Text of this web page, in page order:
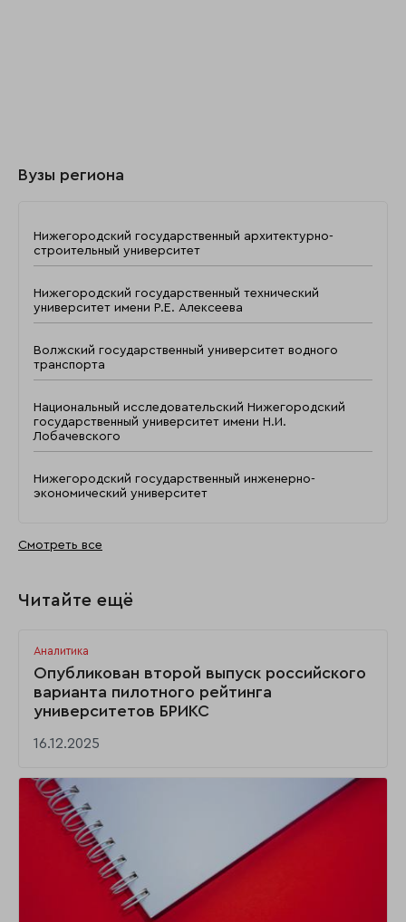
Вузы региона
Нижегородский государственный архитектурно-
строительный университет
Нижегородский государственный технический
университет имени Р.Е. Алексеева
Волжский государственный университет водного
транспорта
Национальный исследовательский Нижегородский
государственный университет имени Н.И.
Лобачевского
Нижегородский государственный инженерно-
экономический университет
Смотреть все
Читайте ещё
Аналитика
Опубликован второй выпуск российского
варианта пилотного рейтинга
университетов БРИКС
16.12.2025